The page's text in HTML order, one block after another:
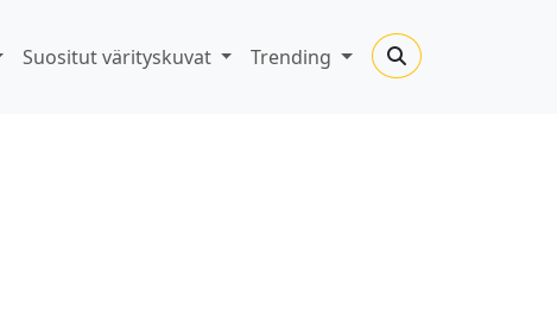
Suositut värityskuvat Trending